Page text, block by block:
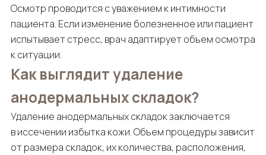
Осмотр проводится с уважением к интимности
пациента. Если изменение болезненное или пациент
испытывает стресс, врач адаптирует объем осмотра
к ситуации.
Как выглядит удаление
анодермальных складок?
Удаление анодермальных складок заключается
в иссечении избытка кожи. Объем процедуры зависит
от размера складок, их количества, расположения,